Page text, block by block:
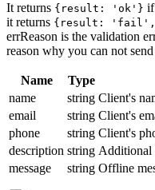
It returns {result: 'ok'} if
it returns {result: 'fail',
errReason is the validation
reason why you can not
Name Type
name
string Client's
email
string Client's
phone
string Client's
description string Additional
message
string Offline